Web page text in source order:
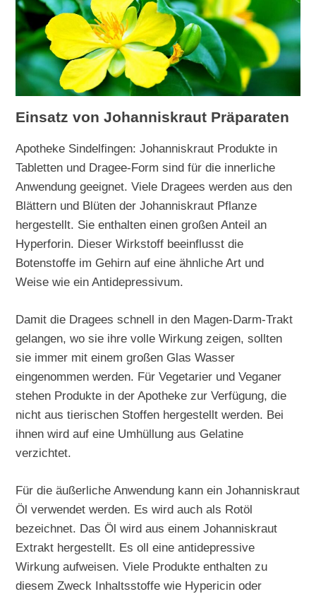
Einsatz von Johanniskraut Präparaten
Apotheke Sindelfingen: Johanniskraut Produkte in
Tabletten und Dragee-Form sind für die innerliche
Anwendung geeignet. Viele Dragees werden aus den
Blättern und Blüten der Johanniskraut Pflanze
hergestellt. Sie enthalten einen großen Anteil an
Hyperforin. Dieser Wirkstoff beeinflusst die
Botenstoffe im Gehirn auf eine ähnliche Art und
Weise wie ein Antidepressivum.
Damit die Dragees schnell in den Magen-Darm-Trakt
gelangen, wo sie ihre volle Wirkung zeigen, sollten
sie immer mit einem großen Glas Wasser
eingenommen werden. Für Vegetarier und Veganer
stehen Produkte in der Apotheke zur Verfügung, die
nicht aus tierischen Stoffen hergestellt werden. Bei
ihnen wird auf eine Umhüllung aus Gelatine
verzichtet.
Für die äußerliche Anwendung kann ein Johanniskraut
Öl verwendet werden. Es wird auch als Rotöl
bezeichnet. Das Öl wird aus einem Johanniskraut
Extrakt hergestellt. Es oll eine antidepressive
Wirkung aufweisen. Viele Produkte enthalten zu
diesem Zweck Inhaltsstoffe wie Hypericin oder